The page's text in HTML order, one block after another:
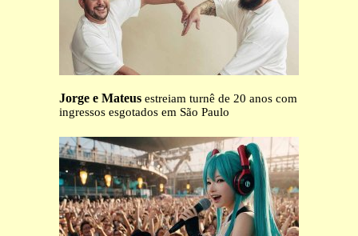
Jorge e Mateus estreiam turnê de 20 anos com
ingressos esgotados em São Paulo